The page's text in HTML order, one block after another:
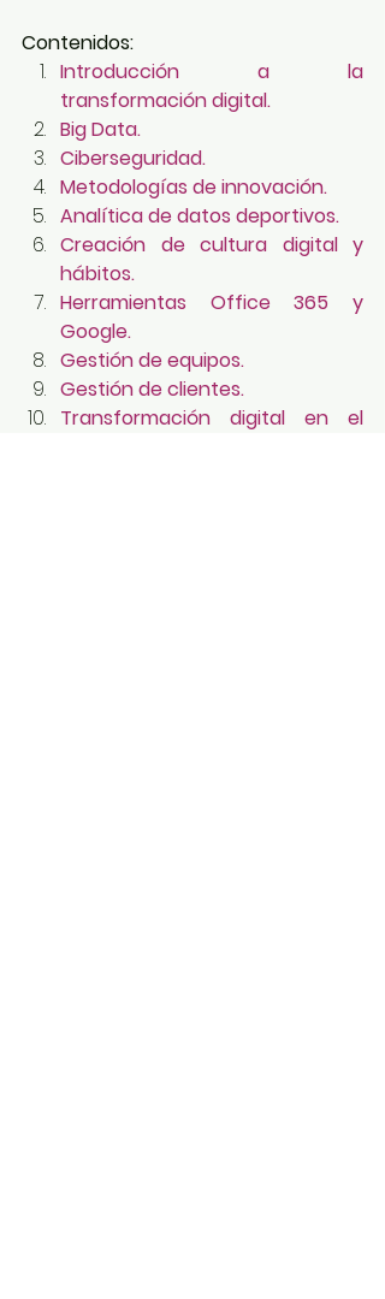
Contenidos:
Introducción a la
transformación digital.
Big Data.
Ciberseguridad.
Metodologías de innovación.
Analítica de datos deportivos.
Creación de cultura digital y
hábitos.
Herramientas Office 365 y
Google.
Gestión de equipos.
Gestión de clientes.
Transformación digital en el